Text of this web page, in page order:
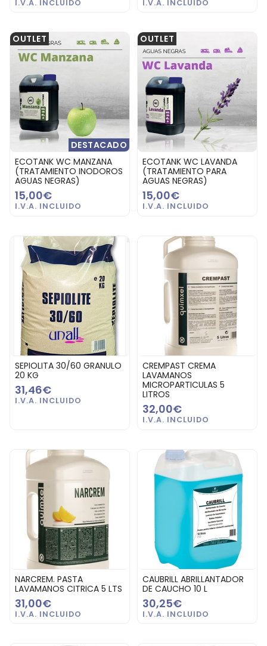
DESTACADO
OUTLET
ECOTANK WC MANZANA
(TRATAMIENTO INODOROS
AGUAS NEGRAS)
15,00€
OUTLET
ECOTANK WC LAVANDA
(TRATAMIENTO PARA
AGUAS NEGRAS)
15,00€
SEPIOLITA 30/60 GRANULO
20 KG
31,46€
CREMPAST CREMA
LAVAMANOS
MICROPARTICULAS 5
LITROS
32,00€
NARCREM. PASTA
LAVAMANOS CITRICA 5 LTS
31,00€
CAUBRILL ABRILLANTADOR
DE CAUCHO 10 L
30,25€